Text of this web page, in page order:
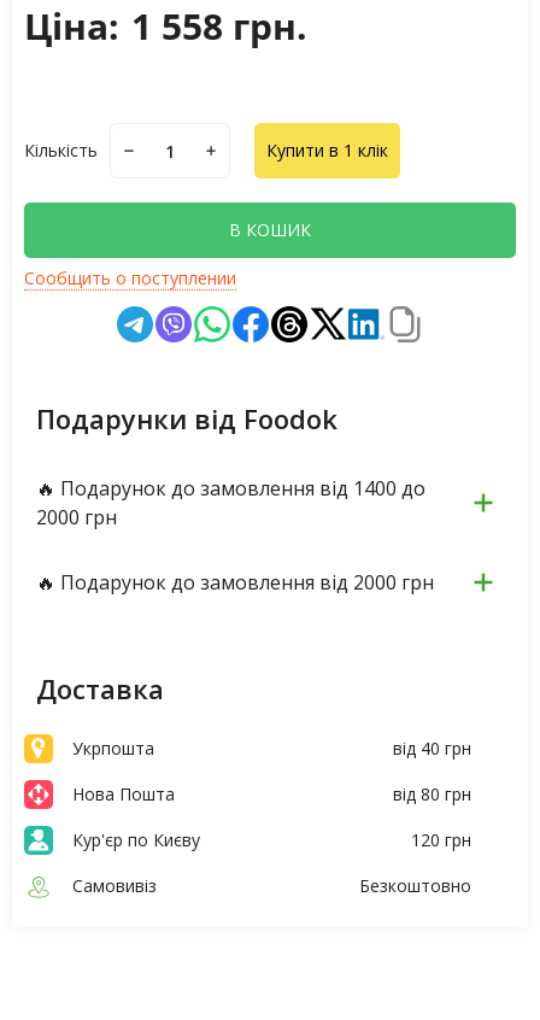
Ціна: 1 558 грн.
Кількість Купити в 1 клік
В КОШИК
Сообщить о поступлении
Подарунки від Foodok
🔥 Подарунок до замовлення від 1400 до
2000 грн
🔥 Подарунок до замовлення від 2000 грн
Доставка
Укрпошта
від 40 грн
Нова Пошта
від 80 грн
Кур'єр по Києву
120 грн
Самовивіз
Безкоштовно